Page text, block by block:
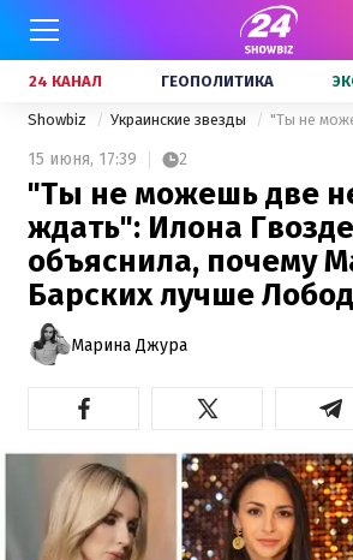
24 КАНАЛ ГЕОПОЛИТИКА
Showbiz Украинские звезды
15 июня, 17:39 2
"Ты не можешь две
ждать": Илона
объяснила, почему
Барских лучше
Марина Джура